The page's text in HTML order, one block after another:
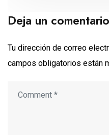
Deja un comentario
Tu dirección de correo
campos obligatorios están